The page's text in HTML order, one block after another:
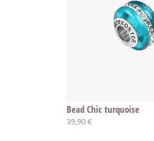
Bead Chic turquoise
39,90 €